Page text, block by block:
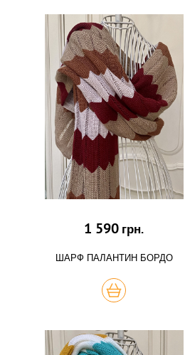
1 590 грн.
ШАРФ ПАЛАНТИН БОРДО
КУПИТЬ